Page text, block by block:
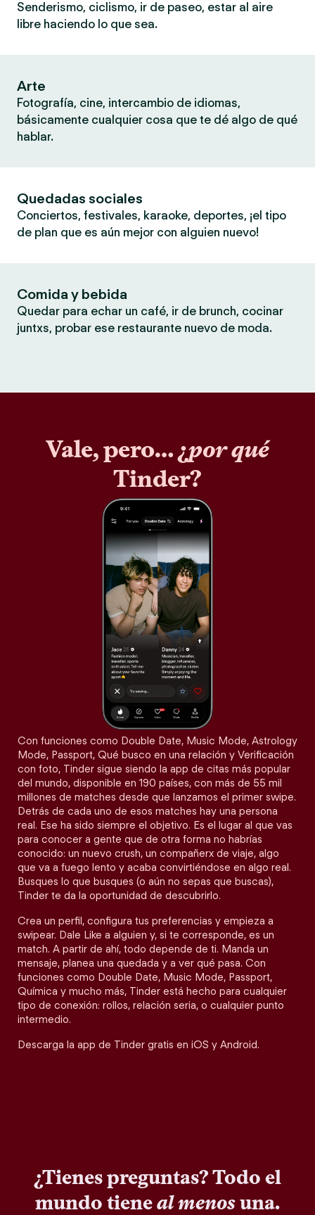
Senderismo, ciclismo, ir de paseo, estar al aire
libre haciendo lo que sea.
Arte
Fotografía, cine, intercambio de idiomas,
básicamente cualquier cosa que te dé algo de qué
hablar.
Quedadas sociales
Conciertos, festivales, karaoke, deportes, ¡el tipo
de plan que es aún mejor con alguien nuevo!
Comida y bebida
Quedar para echar un café, ir de brunch, cocinar
juntxs, probar ese restaurante nuevo de moda.
Vale, pero… ¿por qué
Tinder?
Con funciones como Double Date, Music Mode, Astrology
Mode, Passport, Qué busco en una relación y Verificación
con foto, Tinder sigue siendo la app de citas más popular
del mundo, disponible en 190 países, con más de 55 mil
millones de matches desde que lanzamos el primer swipe.
Detrás de cada uno de esos matches hay una persona
real. Ese ha sido siempre el objetivo. Es el lugar al que vas
para conocer a gente que de otra forma no habrías
conocido: un nuevo crush, un compañerx de viaje, algo
que va a fuego lento y acaba convirtiéndose en algo real.
Busques lo que busques (o aún no sepas que buscas),
Tinder te da la oportunidad de descubrirlo.
Crea un perfil, configura tus preferencias y empieza a
swipear. Dale Like a alguien y, si te corresponde, es un
match. A partir de ahí, todo depende de ti. Manda un
mensaje, planea una quedada y a ver qué pasa. Con
funciones como Double Date, Music Mode, Passport,
Química y mucho más, Tinder está hecho para cualquier
tipo de conexión: rollos, relación seria, o cualquier punto
intermedio.
Descarga la app de Tinder gratis en iOS y Android.
¿Tienes preguntas? Todo el
mundo tieneal menosuna.